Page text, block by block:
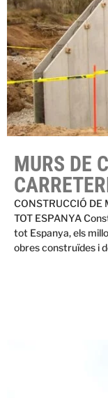
MURS DE
CONSTRUCCIÓ DE
TOT ESPANYA
tot Espanya, els
obres construïdes i